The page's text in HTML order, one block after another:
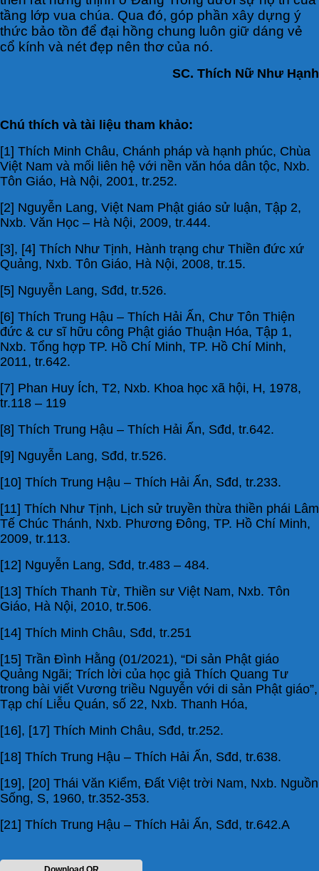
tầng lớp vua chúa. Qua đó, góp phần xây dựng ý
thức bảo tồn để đại hồng chung luôn giữ dáng vẻ
cổ kính và nét đẹp nên thơ của nó.
SC. Thích Nữ Như Hạnh
Chú thích và tài liệu tham khảo:
[1] Thích Minh Châu, Chánh pháp và hạnh phúc, Chùa
Việt Nam và mối liên hệ với nền văn hóa dân tộc, Nxb.
Tôn Giáo, Hà Nội, 2001, tr.252.
[2] Nguyễn Lang, Việt Nam Phật giáo sử luận, Tập 2,
Nxb. Văn Học – Hà Nội, 2009, tr.444.
[3], [4] Thích Như Tịnh, Hành trạng chư Thiền đức xứ
Quảng, Nxb. Tôn Giáo, Hà Nội, 2008, tr.15.
[5] Nguyễn Lang, Sđd, tr.526.
[6] Thích Trung Hậu – Thích Hải Ấn, Chư Tôn Thiện
đức & cư sĩ hữu công Phật giáo Thuận Hóa, Tập 1,
Nxb. Tổng hợp TP. Hồ Chí Minh, TP. Hồ Chí Minh,
2011, tr.642.
[7] Phan Huy Ích, T2, Nxb. Khoa học xã hội, H, 1978,
tr.118 – 119
[8] Thích Trung Hậu – Thích Hải Ấn, Sđd, tr.642.
[9] Nguyễn Lang, Sđd, tr.526.
[10] Thích Trung Hậu – Thích Hải Ấn, Sđd, tr.233.
[11] Thích Như Tịnh, Lịch sử truyền thừa thiền phái Lâm
Tế Chúc Thánh, Nxb. Phương Đông, TP. Hồ Chí Minh,
2009, tr.113.
[12] Nguyễn Lang, Sđd, tr.483 – 484.
[13] Thích Thanh Từ, Thiền sư Việt Nam, Nxb. Tôn
Giáo, Hà Nội, 2010, tr.506.
[14] Thích Minh Châu, Sđd, tr.251
[15] Trần Đình Hằng (01/2021), “Di sản Phật giáo
Quảng Ngãi; Trích lời của học giả Thích Quang Tư
trong bài viết Vương triều Nguyễn với di sản Phật giáo”,
Tạp chí Liễu Quán, số 22, Nxb. Thanh Hóa,
[16], [17] Thích Minh Châu, Sđd, tr.252.
[18] Thích Trung Hậu – Thích Hải Ấn, Sđd, tr.638.
[19], [20] Thái Văn Kiểm, Đất Việt trời Nam, Nxb. Nguồn
Sống, S, 1960, tr.352-353.
[21] Thích Trung Hậu – Thích Hải Ấn, Sđd, tr.642.A